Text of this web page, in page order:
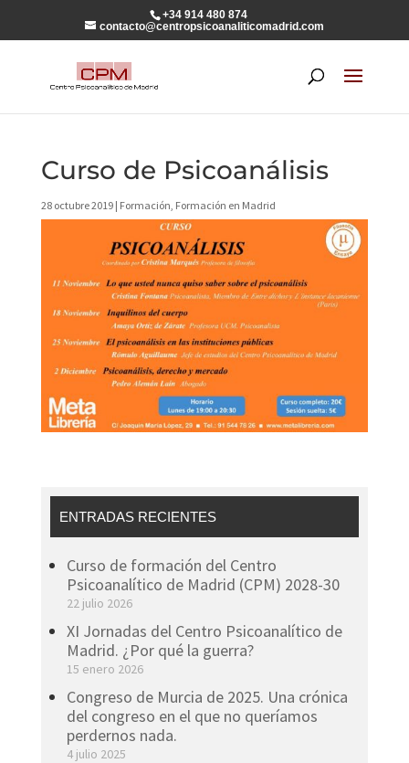
+34 914 480 874
contacto@centropsicoanaliticomadrid.com
Curso de Psicoanálisis
28 octubre 2019| Formación, Formación en Madrid
ENTRADAS RECIENTES
Curso de formación del Centro
Psicoanalítico de Madrid (CPM) 2028-30
22 julio 2026
XI Jornadas del Centro Psicoanalítico de
Madrid. ¿Por qué la guerra?
15 enero 2026
Congreso de Murcia de 2025. Una crónica
del congreso en el que no queríamos
perdernos nada.
4 julio 2025